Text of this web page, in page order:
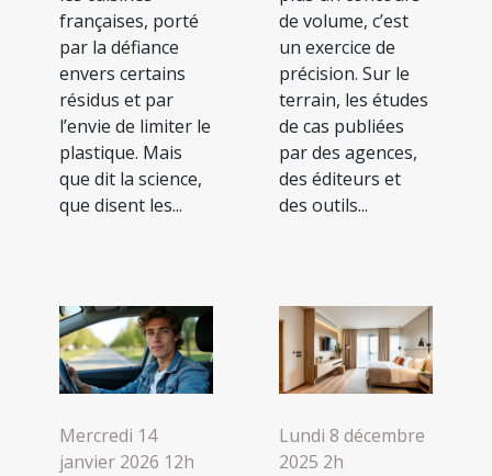
françaises, porté
par la défiance
envers certains
résidus et par
l’envie de limiter le
plastique. Mais
que dit la science,
que disent les...
de volume, c’est
un exercice de
précision. Sur le
terrain, les études
de cas publiées
par des agences,
des éditeurs et
des outils...
Mercredi 14
janvier 2026 12h
Lundi 8 décembre
2025 2h